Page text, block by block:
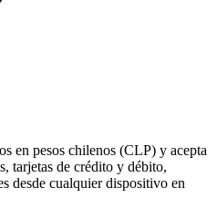
en pesos chilenos (CLP) y acepta
tarjetas de crédito y débito,
desde cualquier dispositivo en